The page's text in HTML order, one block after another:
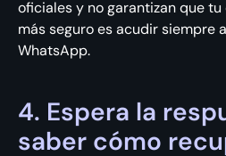
oficiales y no garantizan que
más seguro es acudir siempre
WhatsApp.
4. Espera la
saber cómo